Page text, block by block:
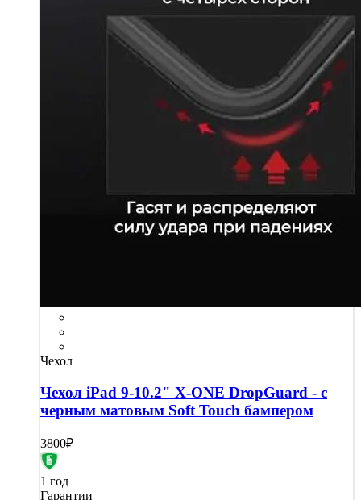
Чехол
Чехол iPad 9-10.2" X-ONE DropGuard - с
черным матовым Soft Touch бампером
3800₽
1 год
Гарантии